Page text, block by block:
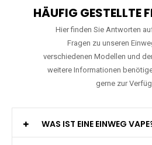
HÄUFIG GESTELLTE
Hier finden Sie Antworten
Fragen zu unseren
verschiedenen Modellen und
weitere Informationen
gerne zur
WAS IST EINE EINWEG